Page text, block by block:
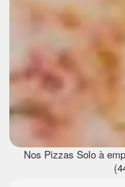
Nos Pizzas Solo à